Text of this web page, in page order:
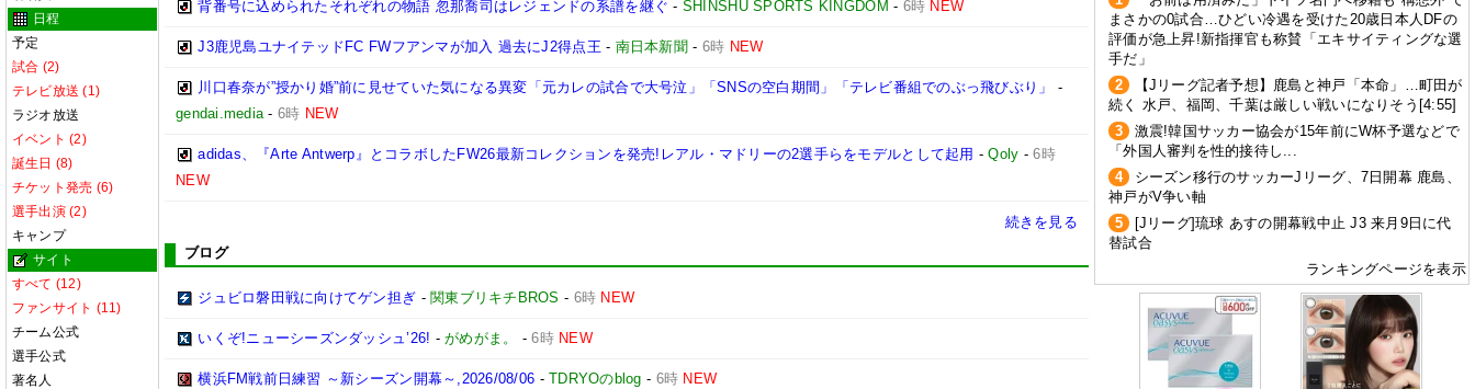
日程
予定
試合 (2)
テレビ放送 (1)
ラジオ放送
イベント (2)
誕生日 (8)
チケット発売 (6)
選手出演 (2)
キャンプ
サイト
すべて (12)
ファンサイト (11)
チーム公式
選手公式
著名人
背番号に込められたそれぞれの物語 忽那喬司はレジェンドの系譜を継ぐ - SHINSHU SPORTS KINGDOM - 6時 NEW
J3鹿児島ユナイテッドFC FWフアンマが加入 過去にJ2得点王 - 南日本新聞 - 6時 NEW
川口春奈が”授かり婚”前に見せていた気になる異変「元カレの試合で大号泣」「SNSの空白期間」「テレビ番組でのぶっ飛びぶり」
-
gendai.media-6時 NEW
adidas、『Arte Antwerp』とコラボしたFW26最新コレクションを発売!レアル・マドリーの2選手らをモデルとして起用 -Qoly -6時
NEW
続きを見る
ブログ
ジュビロ磐田戦に向けてゲン担ぎ - 関東ブリキチBROS - 6時 NEW
いくぞ!ニューシーズンダッシュ’26! -がめがま。 -6時 NEW
横浜FM戦前日練習 ～新シーズン開幕～,2026/08/06 -TDRYOのblog - 6時 NEW
まさかの0試合…ひどい冷遇を受けた20歳日本人DFの
評価が急上昇!新指揮官も称賛「エキサイティングな選
手だ」
2
【Jリーグ記者予想】鹿島と神戸「本命」…町田が
続く 水戸、福岡、千葉は厳しい戦いになりそう[4:55]
3
激震!韓国サッカー協会が15年前にW杯予選などで
「外国人審判を性的接待し...
4
シーズン移行のサッカーJリーグ、7日開幕 鹿島、
神戸がV争い軸
5
[Jリーグ]琉球 あすの開幕戦中止 J3 来月9日に代
替試合
ランキングページを表示